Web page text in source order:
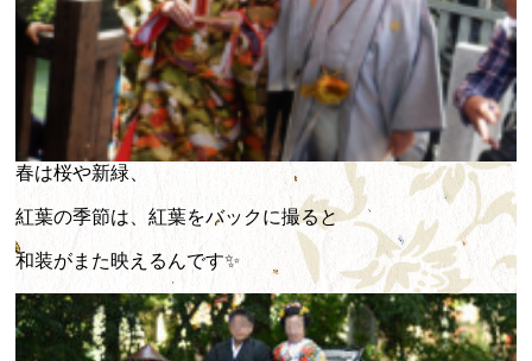
春は桜や新緑、
紅葉の季節は、紅葉をバックに撮ると
和装がまた映えるんです✨